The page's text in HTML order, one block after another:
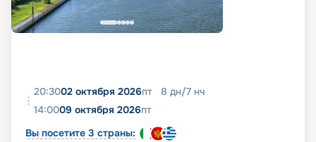
20:3002 октября 2026пт 8 дн/7 нч
14:0009 октября 2026пт
Вы посетите 3 страны: